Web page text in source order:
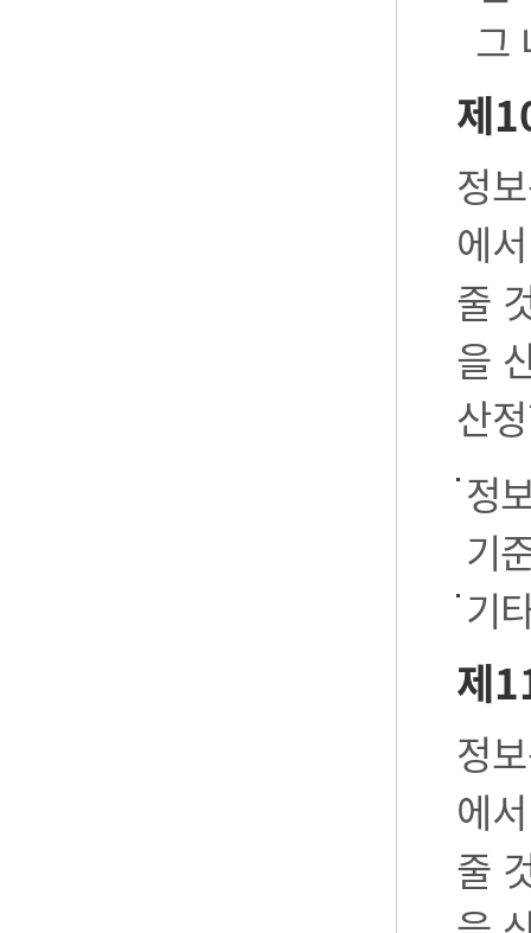
그
제
정
에
줄
을
산
정
기
기
제
정
에
줄